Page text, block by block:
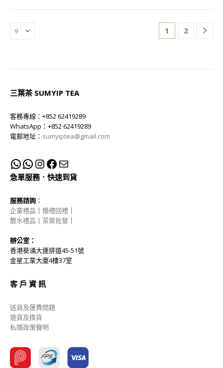
1 2
三葉茶 SUMYIP TEA
客務專線：+852 62419289
WhatsApp：+852 62419289
電郵地址： sumyiptea@gmail.com
急單服務．快速到貨
服務諮詢 ：
企業禮品 ｜ 婚禮回禮 ｜
散水禮品 ｜ 茶葉批發 ｜
辦公室：
香港葵涌大連排道45-51號
金星工業大廈4樓37室
客 戶 資 訊
送貨及運費問題
退貨及換貨
私隱政策聲明